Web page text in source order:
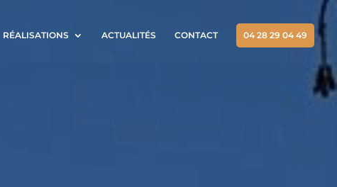
RÉALISATIONS ACTUALITÉS CONTACT 04 28 29 04 49